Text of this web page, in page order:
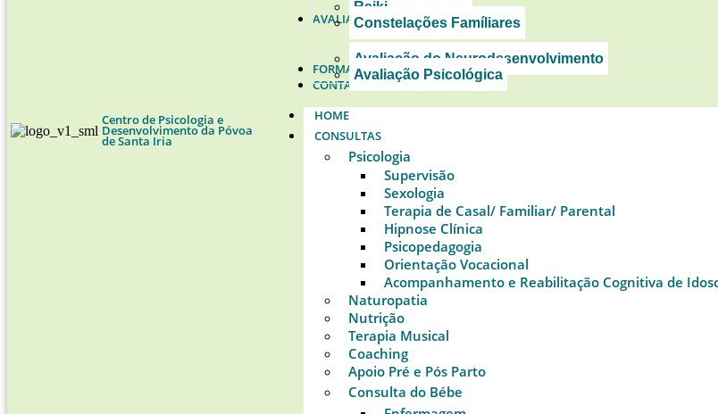
Centro de Psicologia e
Desenvolvimento da Póvoa
de Santa Iria
Reiki
Constelações Famíliares
AVALIAÇÕES
Avaliação do Neurodesenvolvimento
Avaliação Psicológica
FORMAÇÕES
CONTACTOS
HOME
CONSULTAS
Psicologia
Supervisão
Sexologia
Terapia de Casal/ Familiar/ Parental
Hipnose Clínica
Psicopedagogia
Orientação Vocacional
Acompanhamento e Reabilitação Cognitiva de
Naturopatia
Nutrição
Terapia Musical
Coaching
Apoio Pré e Pós Parto
Consulta do Bébe